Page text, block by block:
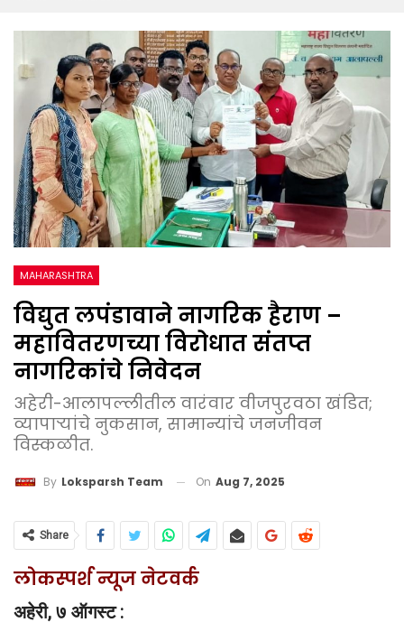
MAHARASHTRA
विद्युत लपंडावाने नागरिक हैराण –
महावितरणच्या विरोधात संतप्त
नागरिकांचे निवेदन
अहेरी-आलापल्लीतील वारंवार वीजपुरवठा खंडित;
व्यापाऱ्यांचे नुकसान, सामान्यांचे जनजीवन
विस्कळीत.
By Loksparsh Team On Aug 7, 2025
Share
लोकस्पर्श न्यूज नेटवर्क
अहेरी, ७ ऑगस्ट :